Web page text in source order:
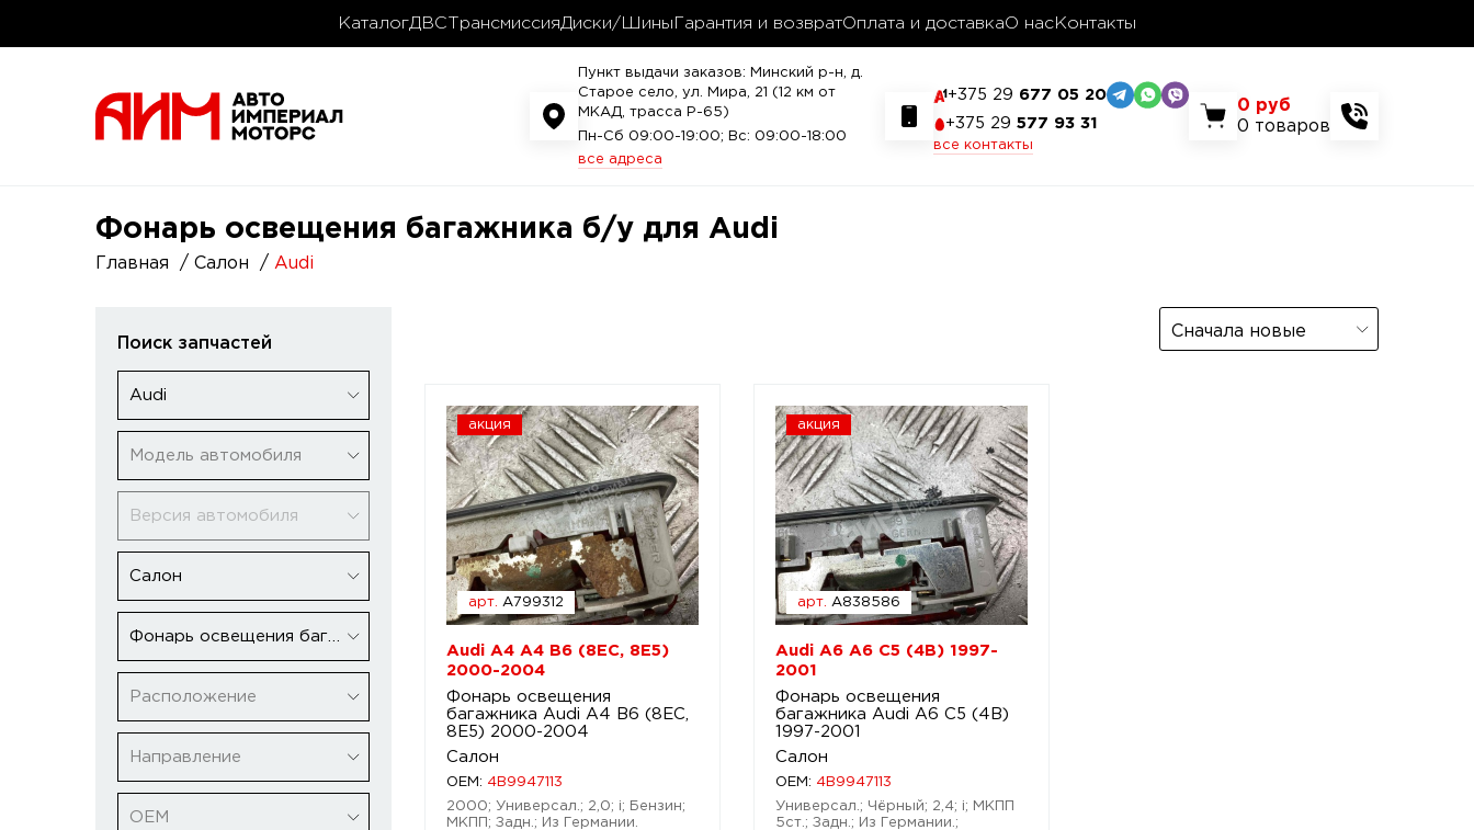
КаталогДВС ТрансмиссияДиски/Шины Гарантия и возвратОплата и доставкаО нас Контакты
Пункт выдачи заказов: Минский р-н, д.
Старое село, ул. Мира, 21 (12 км от
МКАД, трасса P-65)
Пн-Сб 09:00-19:00; Вс: 09:00-18:00
все адреса
+375 29 677 05 20
+375 29 577 93 31
все контакты
0 руб
0 товаров
Фонарь освещения багажника б/у для Audi
Главная Салон Audi
Поиск запчастей
Audi
Модель автомобиля
Версия автомобиля
Салон
Расположение
Направление
ОЕМ
Сначала новые
акция
арт. A799312
Audi A4 A4 B6 (8EC, 8E5)
2000-2004
Фонарь освещения
багажника Audi A4 B6 (8EC,
8E5) 2000-2004
Салон
OEM: 4B9947113
2000; Универсал.; 2,0; i; Бензин;
МКПП; Задн.; Из Германии.
акция
арт. A838586
Audi A6 A6 C5 (4B) 1997-
2001
Фонарь освещения
багажника Audi A6 C5 (4B)
1997-2001
Салон
OEM: 4B9947113
Универсал.; Чёрный; 2,4; i; МКПП
5ст.; Задн.; Из Германии.;